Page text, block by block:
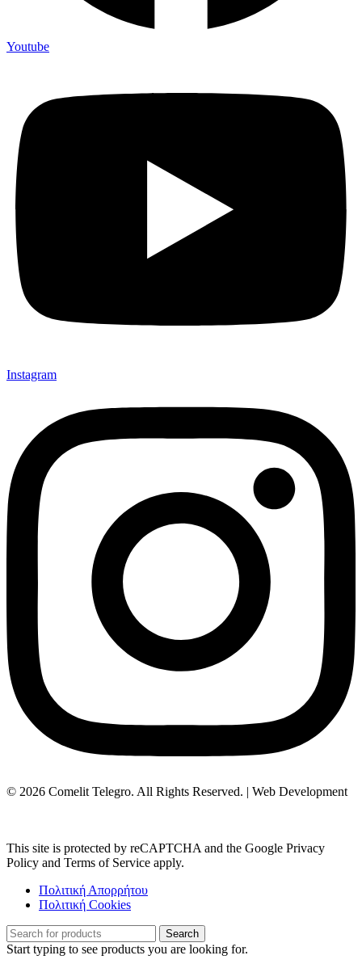
Youtube
Instagram
© 2026 Comelit Telegro. All Rights Reserved. | Web Development
This site is protected by reCAPTCHA and the Google Privacy
Policy and Terms of Service apply.
Πολιτική Απορρήτου
Πολιτική Cookies
Search
Start typing to see products you are looking for.